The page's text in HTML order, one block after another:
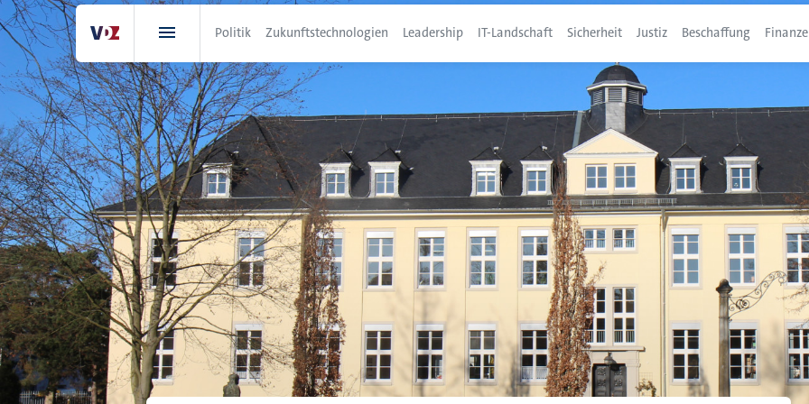
Direkt
zum
Inhalt
Politik Zukunftstechnologien Leadership IT-Landschaft Sicherheit Justiz Beschaffung